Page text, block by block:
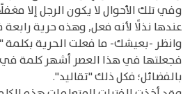
وفي تلك الأحوال لا يكون الرجل إلا
عندها نذلًا لأنه فعل, وهذه حرية رابعة
وانظر -بعيشك- ما فعلت الحرية بكلمة
فجعلتها في هذا العصر أشهر كلمة في
بالفضائل؛ فكل ذلك "تقاليد".